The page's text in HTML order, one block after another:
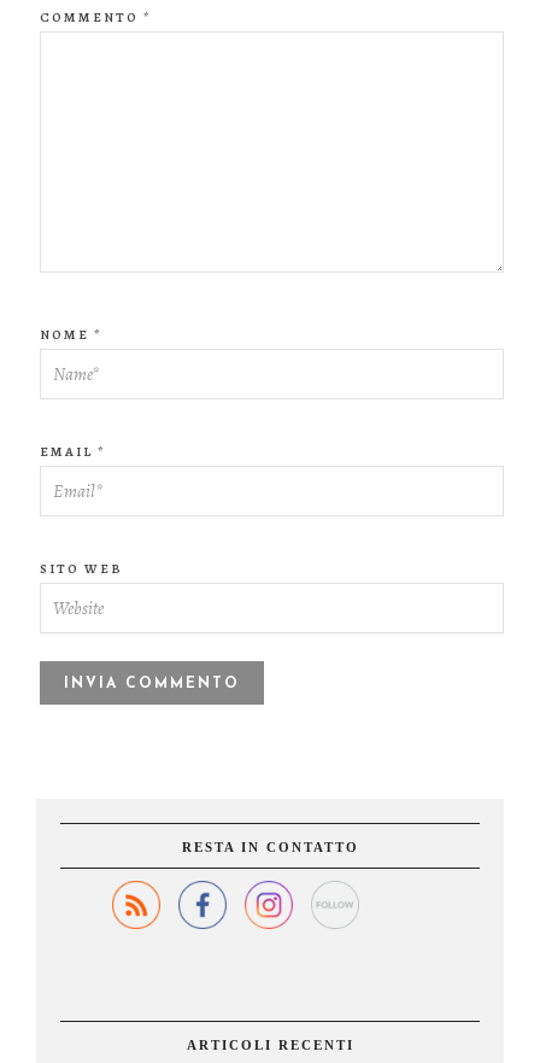
COMMENTO *
NOME *
EMAIL *
SITO WEB
RESTA IN CONTATTO
ARTICOLI RECENTI